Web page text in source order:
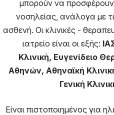
μπορούν να
νοσηλείας, ανάλογα με
ασθενή. Οι κλινικές -
ιατρείο είναι οι εξής:
Κλινική, Ευγενίδειο
Αθηνών, Αθηναϊκή
Γενική
Είναι πιστοποιημένος για